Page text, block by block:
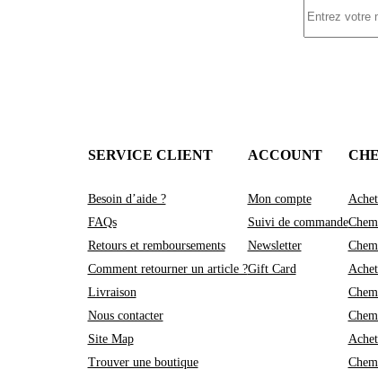
SERVICE CLIENT
Besoin d’aide ?
FAQs
Retours et remboursements
Comment retourner un article ?
Livraison
Nous contacter
Site Map
Trouver une boutique
ACCOUNT
Mon compte
Suivi de commande
Newsletter
Gift Card